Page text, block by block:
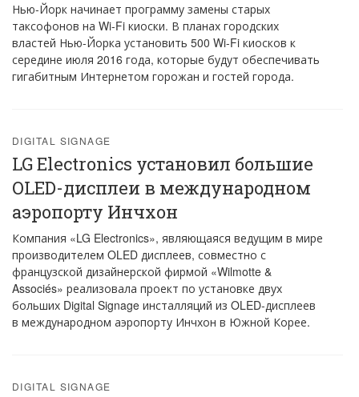
Нью-Йорк начинает программу замены старых
таксофонов на Wi-Fi киоски. В планах городских
властей Нью-Йорка установить 500 Wi-Fi киосков к
середине июля 2016 года, которые будут обеспечивать
гигабитным Интернетом горожан и гостей города.
DIGITAL SIGNAGE
LG Electronics установил большие
OLED-дисплеи в международном
аэропорту Инчхон
Компания «LG Electronics», являющаяся ведущим в мире
производителем OLED дисплеев, совместно с
французской дизайнерской фирмой «Wilmotte &
Associés» реализовала проект по установке двух
больших Digital Signage инсталляций из OLED-дисплеев
в международном аэропорту Инчхон в Южной Корее.
DIGITAL SIGNAGE